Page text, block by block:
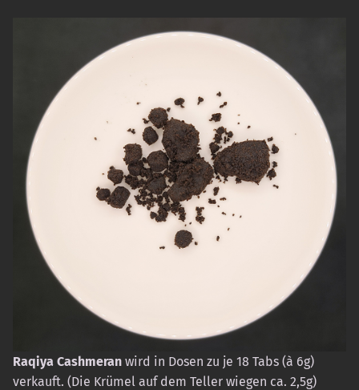
Raqiya Cashmeran wird in Dosen zu je 18 Tabs (à 6g)
verkauft. (Die Krümel auf dem Teller wiegen ca. 2,5g)